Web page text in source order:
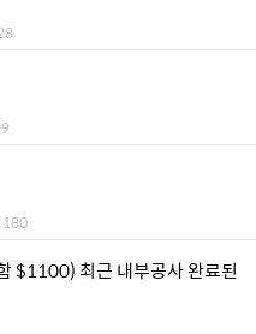
$1100) 최근 내부공사 완료된